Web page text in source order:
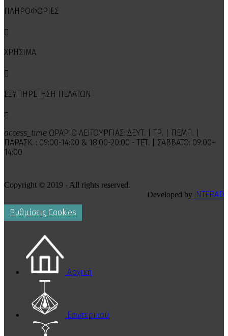
ΠΛΗΡΟΦΟΡΙΕΣ

ΧΡΗΣΙΜΑ

ΕΞΥΠΗΡΕΤΗΣΗ ΠΕΛΑΤΩΝ

access_time ΩΡΑΡΙΟ ΛΕΙΤΟΥΡΓΙΑΣ: ΔΕΥΤ. | ΤΡ. | ΠΕΜΠ. |
ΠΑΡΑΣΚ. : 09:00-14:00 & 18:00-20:00 - ΤΕΤ. | ΣΑΒΒΑΤΟ: 09:00-
14:00
Copyright © 2019 - All rights reserved.
Developed by iNTERAD
Ρυθμίσεις Cookies
Αρχική
Εσωτερικού